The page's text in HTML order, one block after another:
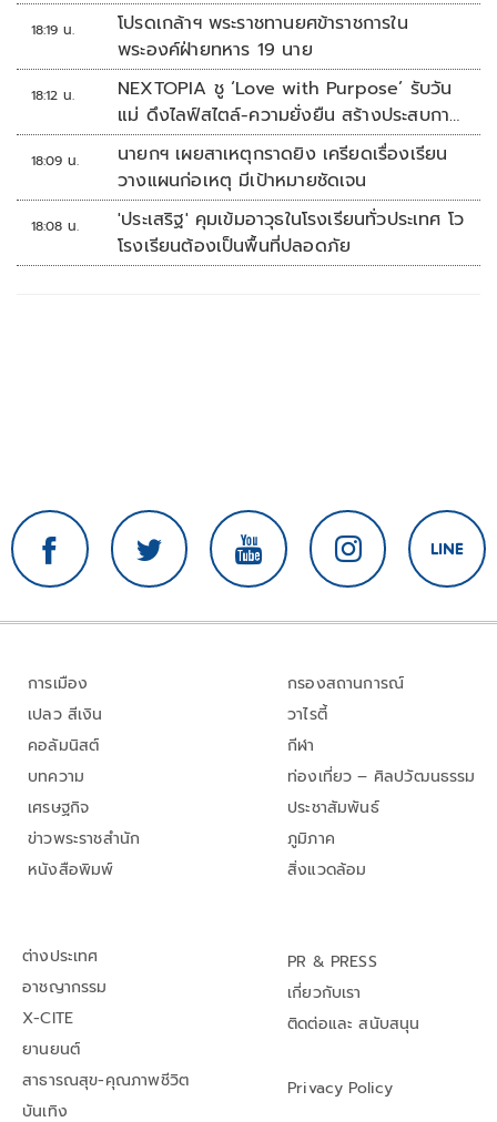
18:19 น.
โปรดเกล้าฯ พระราชทานยศข้าราชการใน
พระองค์ฝ่ายทหาร 19 นาย
18:12 น.
NEXTOPIA ชู ‘Love with Purpose’ รับวัน
แม่ ดึงไลฟ์สไตล์-ความยั่งยืน สร้างประสบกา
รณ์ช้อปปิงมีความหมาย
18:09 น.
นายกฯ เผยสาเหตุกราดยิง เครียดเรื่องเรียน
วางแผนก่อเหตุ มีเป้าหมายชัดเจน
18:08 น.
'ประเสริฐ' คุมเข้มอาวุธในโรงเรียนทั่วประเทศ โว
โรงเรียนต้องเป็นพื้นที่ปลอดภัย
การเมือง
เปลว สีเงิน
คอลัมนิสต์
บทความ
เศรษฐกิจ
ข่าวพระราชสำนัก
หนังสือพิมพ์
กรองสถานการณ์
วาไรตี้
กีฬา
ท่องเที่ยว – ศิลปวัฒนธรรม
ประชาสัมพันธ์
ภูมิภาค
สิ่งแวดล้อม
ต่างประเทศ
อาชญากรรม
X-CITE
ยานยนต์
สาธารณสุข-คุณภาพชีวิต
บันเทิง
PR & PRESS
เกี่ยวกับเรา
ติดต่อและ สนับสนุน
Privacy Policy